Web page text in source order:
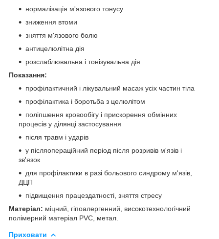
нормалізація м'язового тонусу
зниження втоми
зняття м'язового болю
антицелюлітна дія
розслаблювальна і тонізувальна дія
Показання:
профілактичний і лікувальний масаж усіх частин тіла
профілактика і боротьба з целюлітом
поліпшення кровообігу і прискорення обмінних
процесів у ділянці застосування
після травм і ударів
у післяопераційний період після розривів м'язів і
зв'язок
для профілактики в разі больового синдрому м'язів,
ДЦП
підвищення працездатності, зняття стресу
Матеріал: міцний, гіпоалергенний, високотехнологічний
полімерний матеріал PVC, метал.
Приховати